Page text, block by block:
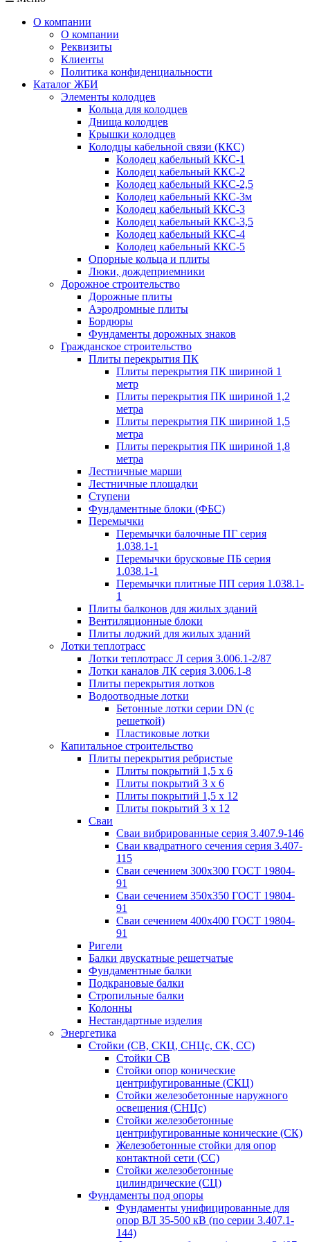
О компании
О компании
Реквизиты
Клиенты
Политика конфиденциальности
Каталог ЖБИ
Элементы колодцев
Кольца для колодцев
Днища колодцев
Крышки колодцев
Колодцы кабельной связи (ККС)
Колодец кабельный ККС-1
Колодец кабельный ККС-2
Колодец кабельный ККС-2,5
Колодец кабельный ККС-3м
Колодец кабельный ККС-3
Колодец кабельный ККС-3,5
Колодец кабельный ККС-4
Колодец кабельный ККС-5
Опорные кольца и плиты
Люки, дождеприемники
Дорожное строительство
Дорожные плиты
Аэродромные плиты
Бордюры
Фундаменты дорожных знаков
Гражданское строительство
Плиты перекрытия ПК
Плиты перекрытия ПК шириной 1
метр
Плиты перекрытия ПК шириной 1,2
метра
Плиты перекрытия ПК шириной 1,5
метра
Плиты перекрытия ПК шириной 1,8
метра
Лестничные марши
Лестничные площадки
Ступени
Фундаментные блоки (ФБС)
Перемычки
Перемычки балочные ПГ серия
1.038.1-1
Перемычки брусковые ПБ серия
1.038.1-1
Перемычки плитные ПП серия 1.038.1-
1
Плиты балконов для жилых зданий
Вентиляционные блоки
Плиты лоджий для жилых зданий
Лотки теплотрасс
Лотки теплотрасс Л серия 3.006.1-2/87
Лотки каналов ЛК серия 3.006.1-8
Плиты перекрытия лотков
Водоотводные лотки
Бетонные лотки серии DN (с
решеткой)
Пластиковые лотки
Капитальное строительство
Плиты перекрытия ребристые
Плиты покрытий 1,5 x 6
Плиты покрытий 3 x 6
Плиты покрытий 1,5 x 12
Плиты покрытий 3 x 12
Сваи
Сваи вибрированные серия 3.407.9-146
Сваи квадратного сечения серия 3.407-
115
Сваи сечением 300х300 ГОСТ 19804-
91
Сваи сечением 350х350 ГОСТ 19804-
91
Сваи сечением 400х400 ГОСТ 19804-
91
Ригели
Балки двускатные решетчатые
Фундаментные балки
Подкрановые балки
Стропильные балки
Колонны
Нестандартные изделия
Энергетика
Стойки (СВ, СКЦ, СНЦс, СК, СС)
Стойки СВ
Стойки опор конические
центрифугированные (СКЦ)
Стойки железобетонные наружного
освещения (СНЦс)
Стойки железобетонные
центрифугированные конические (СК)
Железобетонные стойки для опор
контактной сети (СС)
Стойки железобетонные
цилиндрические (СЦ)
Фундаменты под опоры
Фундаменты унифицированные для
опор ВЛ 35-500 кВ (по серии 3.407.1-
144)